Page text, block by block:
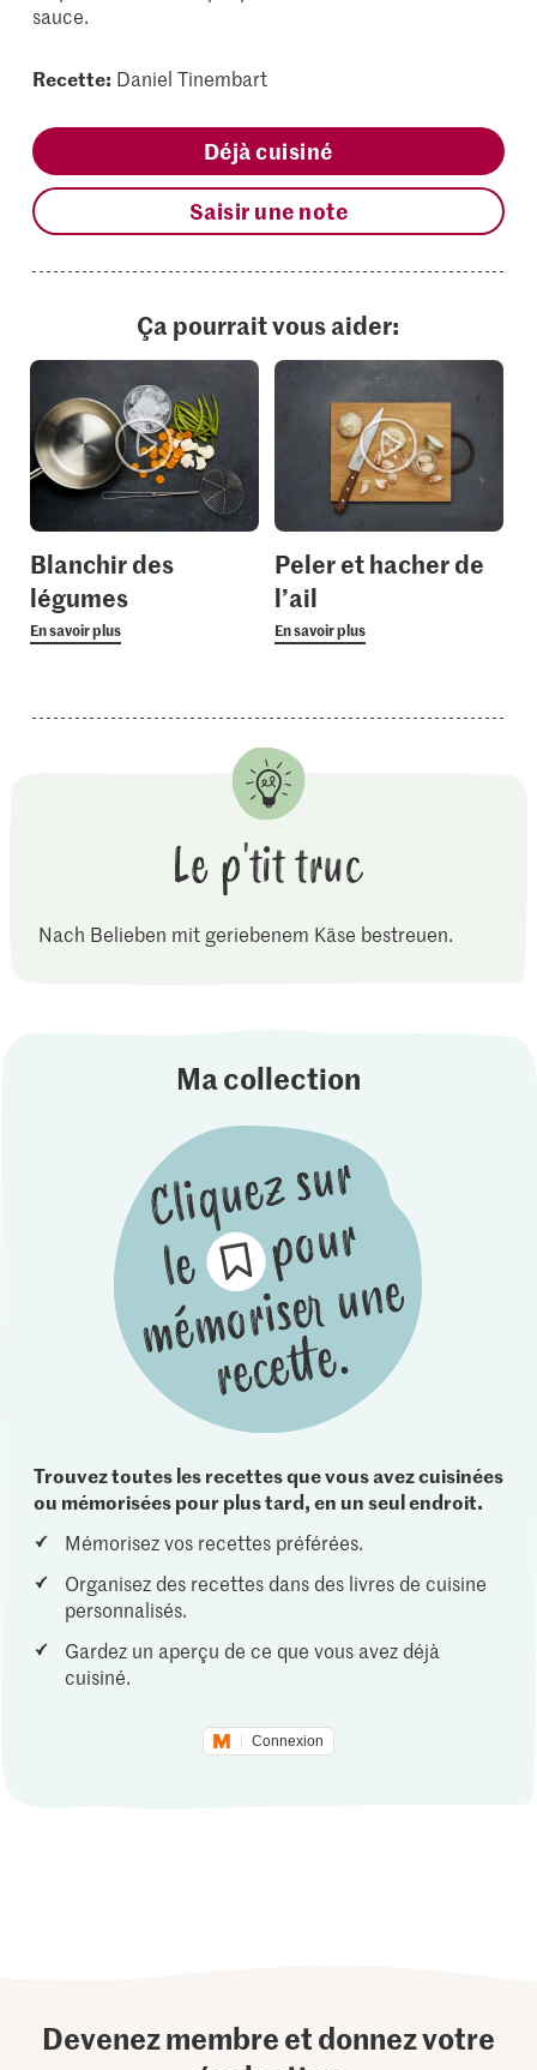
sauce.
Recette: Daniel Tinembart
Déjà cuisiné
Saisir une note
Ça pourrait vous aider:
Blanchir des
légumes
En savoir plus
Peler et hacher de
l’ail
En savoir plus
Le p'tit truc
Nach Belieben mit geriebenem Käse bestreuen.
Ma collection
Trouvez toutes les recettes que vous avez cuisinées
ou mémorisées pour plus tard, en un seul endroit.
Mémorisez vos recettes préférées.
Organisez des recettes dans des livres de cuisine
personnalisés.
Gardez un aperçu de ce que vous avez déjà
cuisiné.
Connexion
Devenez membre et donnez votre